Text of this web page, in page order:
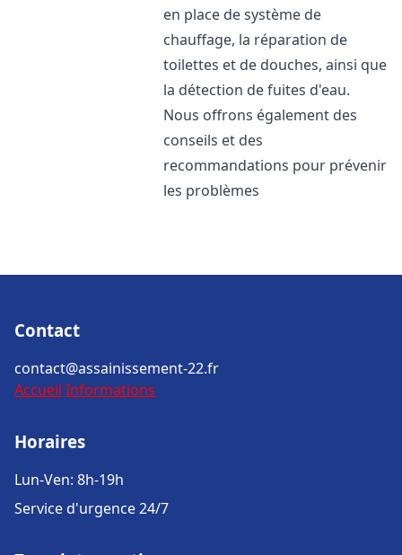
en place de système de
chauffage, la réparation de
toilettes et de douches, ainsi que
la détection de fuites d'eau.
Nous offrons également des
conseils et des
recommandations pour prévenir
les problèmes
Contact
contact@assainissement-22.fr
Accueil Informations
Horaires
Lun-Ven: 8h-19h
Service d'urgence 24/7